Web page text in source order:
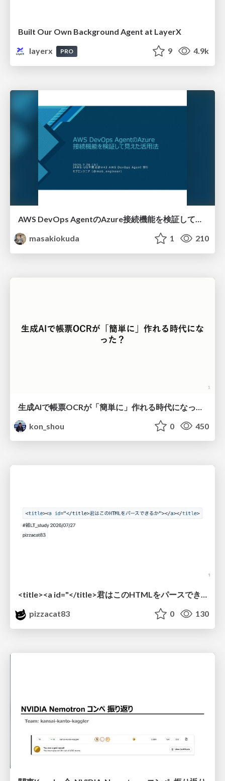
Built Our Own Background Agent at LayerX
layerx
PRO 9 4.9k
AWS DevOps AgentのAzure接続機能を検証して見えた活用法／Use Cases Verified for the AWS DevOps Agent's Azure Connectivity Feature
masakiokuda
1 210
kon_shou
0 450
<title><a id="</title>君はこのHTMLをパースできるか"></a></title> #雑LT_study
pizzacat83
0 130